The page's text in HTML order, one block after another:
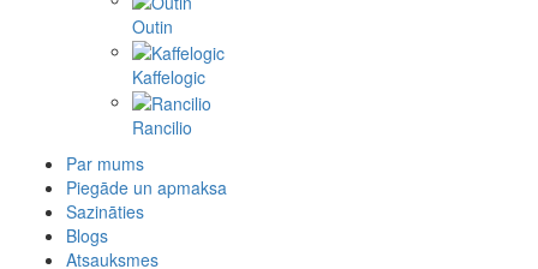
Outin
Kaffelogic
Rancilio
Par mums
Piegāde un apmaksa
Sazināties
Blogs
Atsauksmes